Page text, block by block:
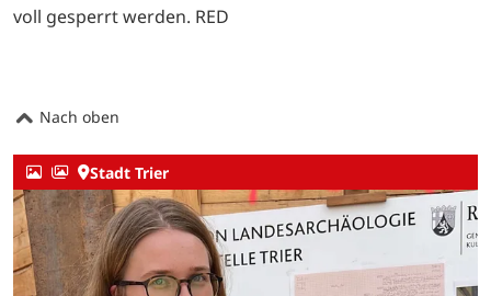
voll gesperrt werden. RED
Nach oben
Stadt Trier